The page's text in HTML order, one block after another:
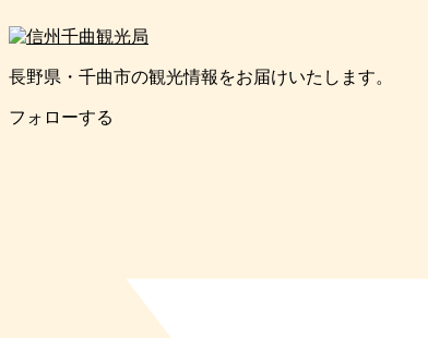
長野県・千曲市の観光情報をお届けいたします。
フォローする